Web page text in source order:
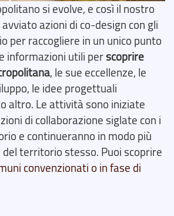
si evolve, e così il nostro
azioni di co-design con gli
per raccogliere in un unico punto
informazioni utili perscoprire
, le sue eccellenze, le
le idee progettuali
altro. Le attività sono iniziate
di collaborazione siglate con i
e continueranno in modo più
territorio stesso. Puoi scoprire
convenzionati o in fase di